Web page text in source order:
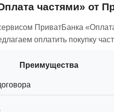
частями» от
ПриватБанка
оплатить покупку
Преимущества